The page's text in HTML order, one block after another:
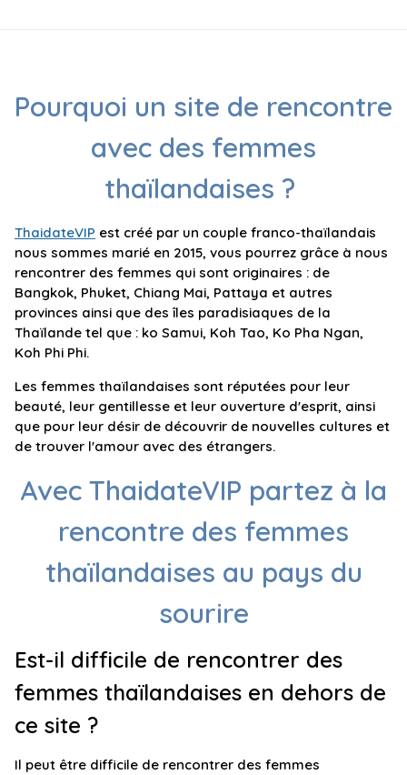
Pourquoi un site de rencontre
avec des femmes
thaïlandaises ?
ThaidateVIP est créé par un couple franco-thaïlandais
nous sommes marié en 2015, vous pourrez grâce à nous
rencontrer des femmes qui sont originaires : de
Bangkok, Phuket, Chiang Mai, Pattaya et autres
provinces ainsi que des îles paradisiaques de la
Thaïlande tel que : ko Samui, Koh Tao, Ko Pha Ngan,
Koh Phi Phi.
Les femmes thaïlandaises sont réputées pour leur
beauté, leur gentillesse et leur ouverture d'esprit, ainsi
que pour leur désir de découvrir de nouvelles cultures et
de trouver l'amour avec des étrangers.
Avec ThaidateVIP partez à la
rencontre des femmes
thaïlandaises au pays du
sourire
Est-il difficile de rencontrer des
femmes thaïlandaises en dehors de
ce site ?
Il peut être difficile de rencontrer des femmes